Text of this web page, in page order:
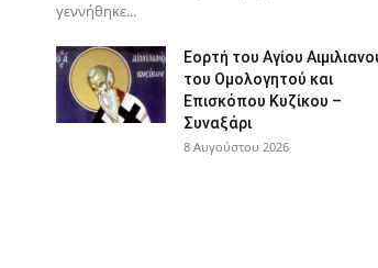
γεννήθηκε...
Εορτή του Αγίου
του Ομολογητού και
Επισκόπου Κυζίκου –
Συναξάρι
8 Αυγούστου 2026